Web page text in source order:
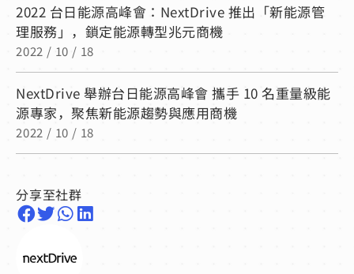
2022 台日能源高峰會：NextDrive 推出「新能源管
理服務」，鎖定能源轉型兆元商機
2022 / 10 / 18
NextDrive 舉辦台日能源高峰會 攜手 10 名重量級能
源專家，聚焦新能源趨勢與應用商機
2022 / 10 / 18
分享至社群